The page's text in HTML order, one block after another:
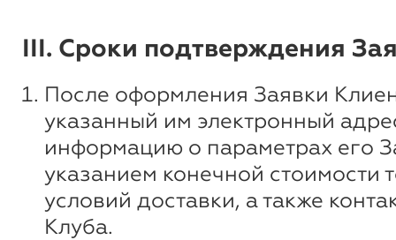
III. Сроки подтверждения
После оформления Заявки
указанный им электронный
информацию о параметрах его
указанием конечной стоимости
условий доставки, а также
Клуба.